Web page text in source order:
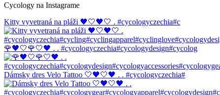
Cycology na Instagrame
Kitty vyvetraná na pláži 🖤🤍🖤🤍 . #cycologyczechia#c
🌹🖤🤍🌹🤍🖤 . . #cycologyczechia#cycologydesign#cycolog
Dámsky dres Velo Tattoo 🤍🖤🤍🖤 . . #cycologyczechia#